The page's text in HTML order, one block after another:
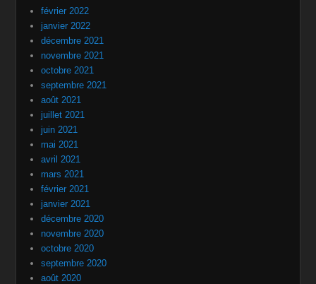
février 2022
janvier 2022
décembre 2021
novembre 2021
octobre 2021
septembre 2021
août 2021
juillet 2021
juin 2021
mai 2021
avril 2021
mars 2021
février 2021
janvier 2021
décembre 2020
novembre 2020
octobre 2020
septembre 2020
août 2020